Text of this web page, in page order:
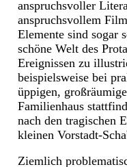
anspruchsvoller
anspruchsvollem
Elemente sind sogar
schöne Welt des
Ereignissen zu
beispielsweise bei
üppigen,
Familienhaus
nach den tragischen
kleinen Vorstadt-
Ziemlich